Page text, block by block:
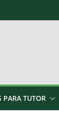
PARA TUTOR